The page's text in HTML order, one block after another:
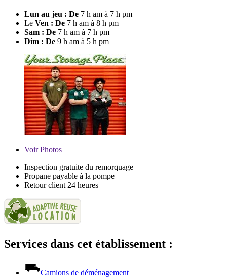
Lun au jeu : De 7 h am à 7 h pm
Le Ven : De 7 h am à 8 h pm
Sam : De 7 h am à 7 h pm
Dim : De 9 h am à 5 h pm
VoirPhotos
Inspection gratuite du remorquage
Propane payable à la pompe
Retour client 24 heures
Services dans cet établissement :
Camions de déménagement